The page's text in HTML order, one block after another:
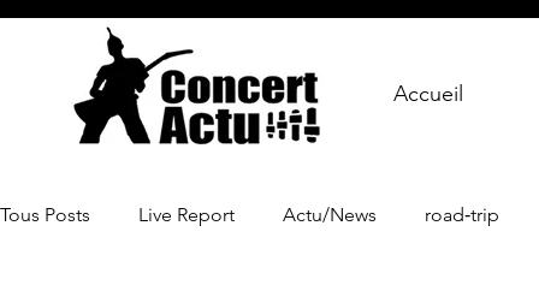
Accueil
Tous Posts Live Report Actu/News road‑trip